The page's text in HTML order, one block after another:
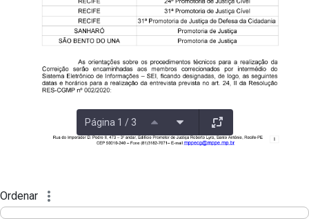
Página 1 / 3
Ordenar